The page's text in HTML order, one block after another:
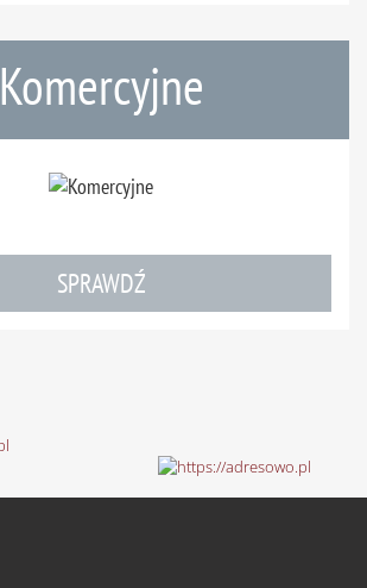
Komercyjne
SPRAWDŹ